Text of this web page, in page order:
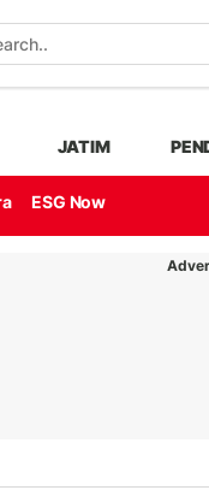
JATIM
ESG Now